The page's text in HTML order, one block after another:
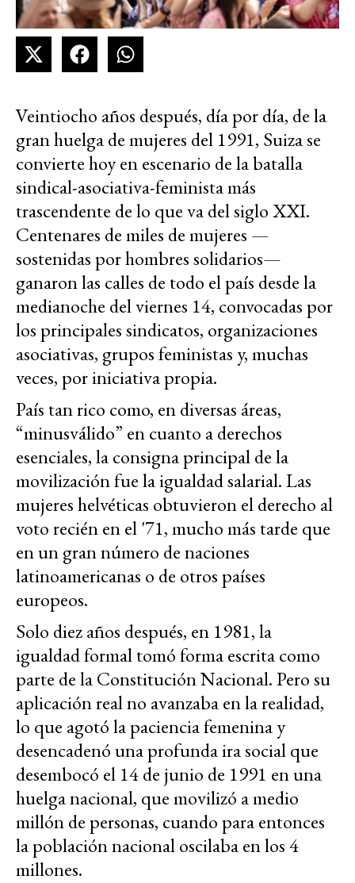
Veintiocho años después, día por día, de la
gran huelga de mujeres del 1991, Suiza se
convierte hoy en escenario de la batalla
sindical-asociativa-feminista más
trascendente de lo que va del siglo XXI.
Centenares de miles de mujeres —
sostenidas por hombres solidarios—
ganaron las calles de todo el país desde la
medianoche del viernes 14, convocadas por
los principales sindicatos, organizaciones
asociativas, grupos feministas y, muchas
veces, por iniciativa propia.
País tan rico como, en diversas áreas,
“minusválido” en cuanto a derechos
esenciales, la consigna principal de la
movilización fue la igualdad salarial. Las
mujeres helvéticas obtuvieron el derecho al
voto recién en el '71, mucho más tarde que
en un gran número de naciones
latinoamericanas o de otros países
europeos.
Solo diez años después, en 1981, la
igualdad formal tomó forma escrita como
parte de la Constitución Nacional. Pero su
aplicación real no avanzaba en la realidad,
lo que agotó la paciencia femenina y
desencadenó una profunda ira social que
desembocó el 14 de junio de 1991 en una
huelga nacional, que movilizó a medio
millón de personas, cuando para entonces
la población nacional oscilaba en los 4
millones.